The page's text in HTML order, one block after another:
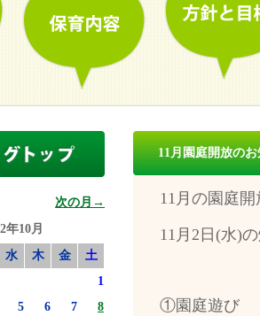
次の月→
年10月
水 木 金
土
1
5 6 7
8
11月園庭開放の
11月の園庭
11月2日(水)
①園庭遊び